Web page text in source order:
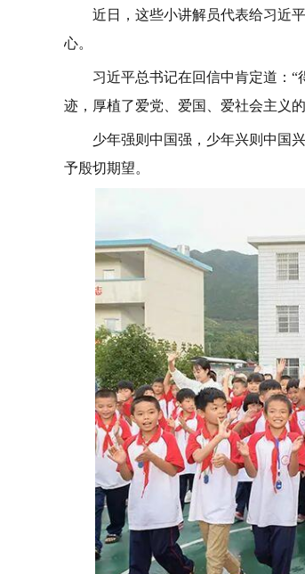
近日，这些小讲解员代表给习近
心。
习近平总书记在回信中肯定道：
迹，厚植了爱党、爱国、爱社会主义
少年强则中国强，少年兴则中国
予殷切期望。